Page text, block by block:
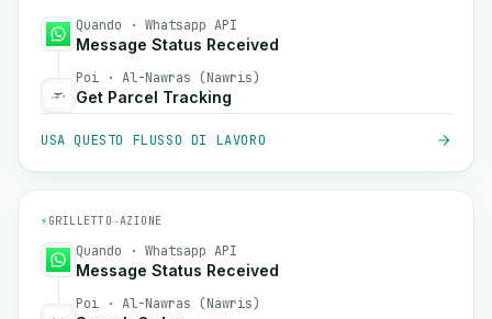
Quando · Whatsapp API
Message Status Received
Poi · Al-Nawras (Nawris)
Get Parcel Tracking
USA QUESTO FLUSSO DI LAVORO
⚡ GRILLETTO→AZIONE
Quando · Whatsapp API
Message Status Received
Poi · Al-Nawras (Nawris)